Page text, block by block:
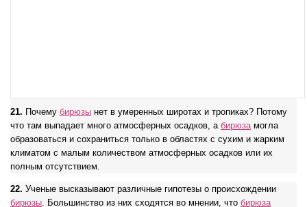
21. Почему бирюзы нет в умеренных широтах и тропиках? Потому
что там выпадает много атмосферных осадков, а бирюза могла
образоваться и сохраниться только в областях с сухим и жарким
климатом с малым количеством атмосферных осадков или их
полным отсутствием.
22. Ученые высказывают различные гипотезы о происхождении
бирюзы . Большинство из них сходятся во мнении, что бирюза